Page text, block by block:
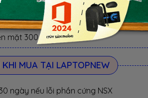
(CHỌN 1 TRONG KM):
Mouse Gaming, Mousepad
mặt 300.000 VND
KHI MUA TẠI LAPTOPNEW
ngày nếu lỗi phần cứng NSX